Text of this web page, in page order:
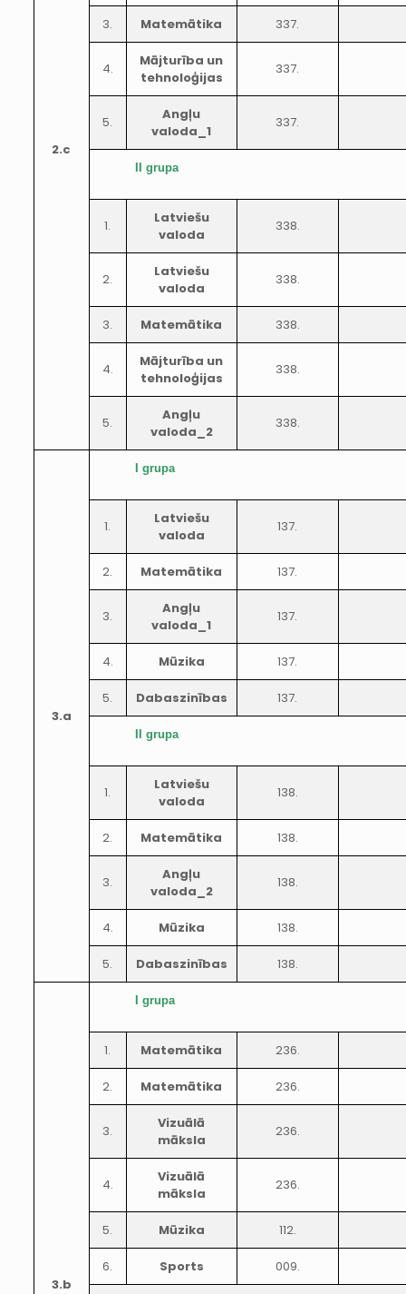
2.c
3. Matemātika 337.
4.
Mājturība un
tehnoloģijas
337.
5.
Angļu
valoda_1
337.
II grupa
1.
Latviešu
valoda
338.
2.
Latviešu
valoda
338.
3. Matemātika 338.
4.
Mājturība un
tehnoloģijas
338.
5.
Angļu
valoda_2
338.
3.a
I grupa
1.
Latviešu
valoda
137.
2. Matemātika 137.
3.
Angļu
valoda_1
137.
4. Mūzika 137.
5. Dabaszinības 137.
II grupa
1.
Latviešu
valoda
138.
2. Matemātika 138.
3.
Angļu
valoda_2
138.
4. Mūzika 138.
5. Dabaszinības 138.
3.b
I grupa
1. Matemātika 236.
2. Matemātika 236.
3.
Vizuālā
māksla
236.
4.
Vizuālā
māksla
236.
5. Mūzika 112.
6. Sports 009.